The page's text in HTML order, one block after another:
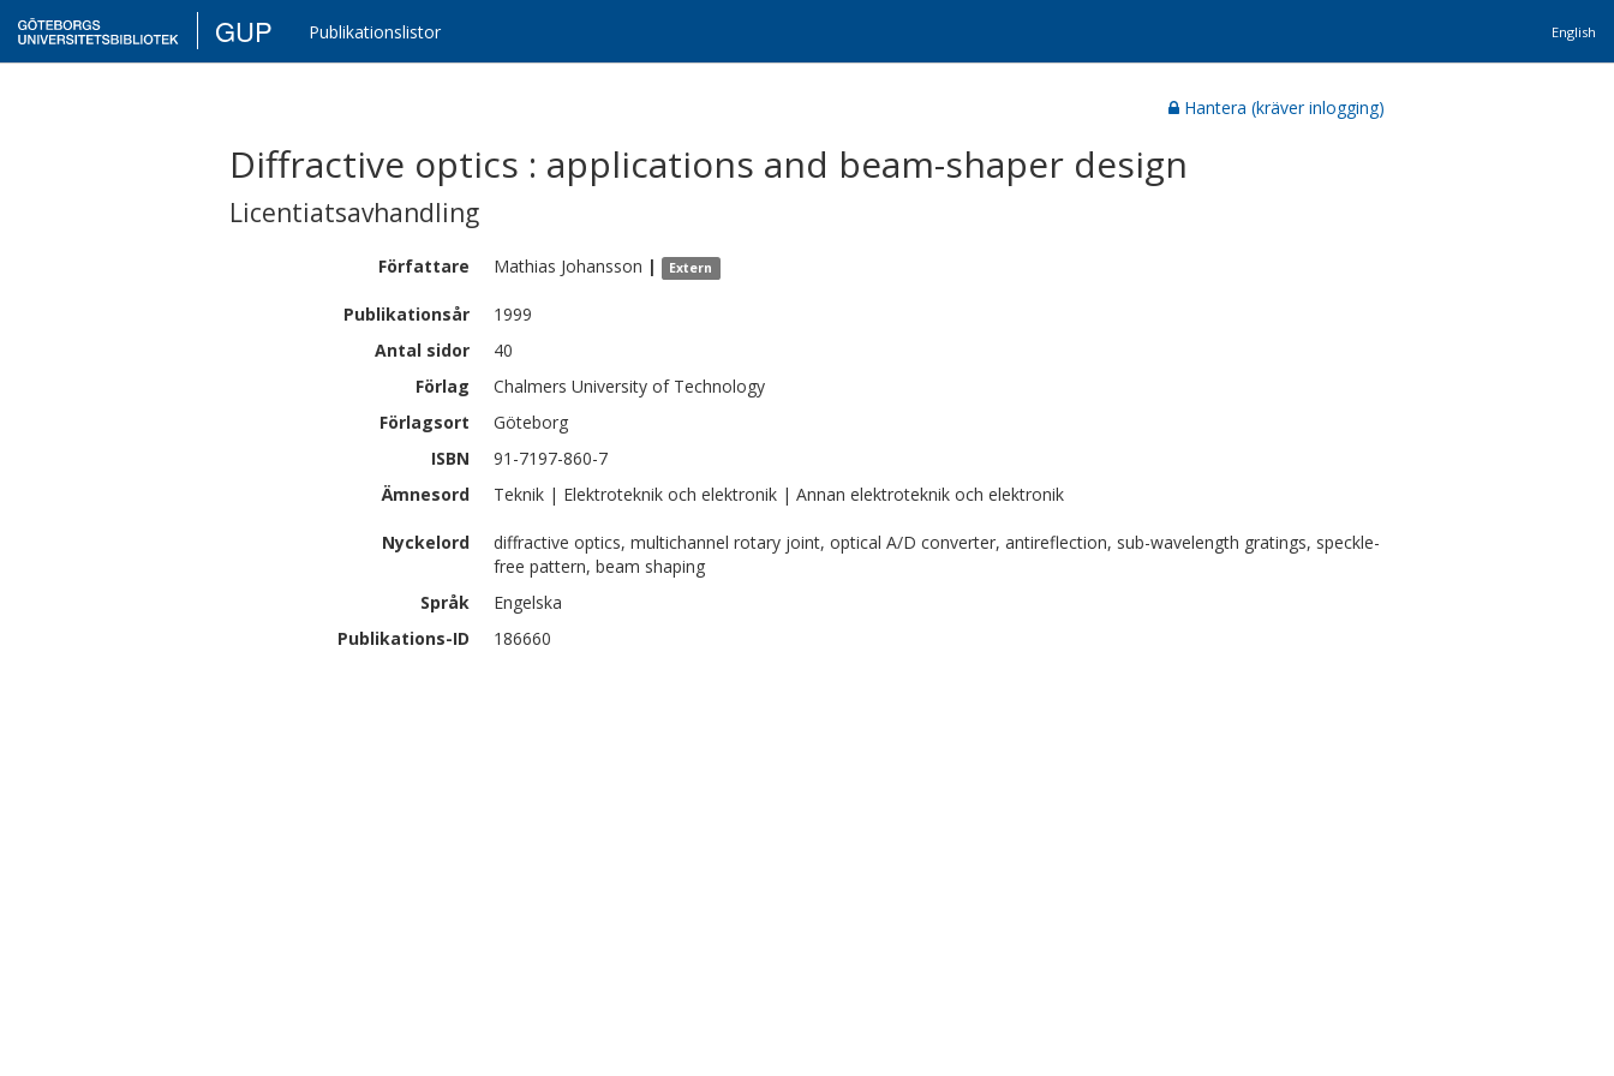
GUP Publikationslistor English
Hantera (kräver inlogging)
Diffractive optics : applications and beam-shaper design
Licentiatsavhandling
Författare Mathias Johansson | Extern
Publikationsår
1999
Antal sidor
40
Förlag
Chalmers University of Technology
Förlagsort
Göteborg
ISBN
91-7197-860-7
Ämnesord
Teknik | Elektroteknik och elektronik | Annan elektroteknik och elektronik
Nyckelord
diffractive optics, multichannel rotary joint, optical A/D converter, antireflection, sub-wavelength gratings, speckle-
free pattern, beam shaping
Språk
Engelska
Publikations-ID
186660